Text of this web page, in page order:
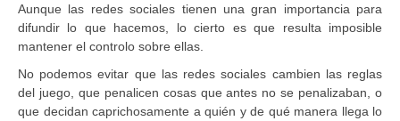
Aunque las redes sociales tienen una gran importancia para
difundir lo que hacemos, lo cierto es que resulta imposible
mantener el controlo sobre ellas.
No podemos evitar que las redes sociales cambien las reglas
del juego, que penalicen cosas que antes no se penalizaban, o
que decidan caprichosamente a quién y de qué manera llega lo